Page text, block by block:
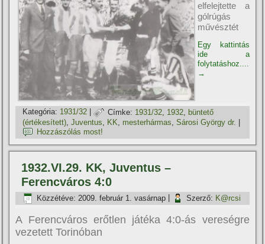
elfelejtette a
gólrúgás
művésztét
Egy kattintás
ide a
folytatáshoz....
→
Kategória: 1931/32 | Címke: 1931/32 1932
büntető
(értékesí­tett),Juventus, KK, mesterhármas,Sárosi György dr.
Hozzászólás most!
1932.VI.29. KK, Juventus –
Ferencváros 4:0
Közzétéve: 2009. február 1. vasárnap Szerző: K@rcsi
A Ferencváros erőtlen játéka 4:0-ás vereségre
vezetett Torinóban